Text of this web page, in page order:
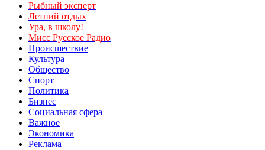
Рыбный эксперт
Летний отдых
Ура, в школу!
Мисс Русское Радио
Происшествие
Культура
Общество
Спорт
Политика
Бизнес
Социальная сфера
Важное
Экономика
Реклама